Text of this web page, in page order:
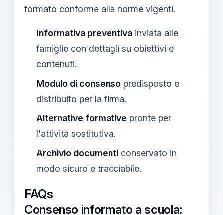
formato conforme alle norme vigenti.
Informativa preventiva inviata alle
famiglie con dettagli su obiettivi e
contenuti.
Modulo di consenso predisposto e
distribuito per la firma.
Alternative formative pronte per
l'attività sostitutiva.
Archivio documenti conservato in
modo sicuro e tracciabile.
FAQs
Consenso informato a scuola: